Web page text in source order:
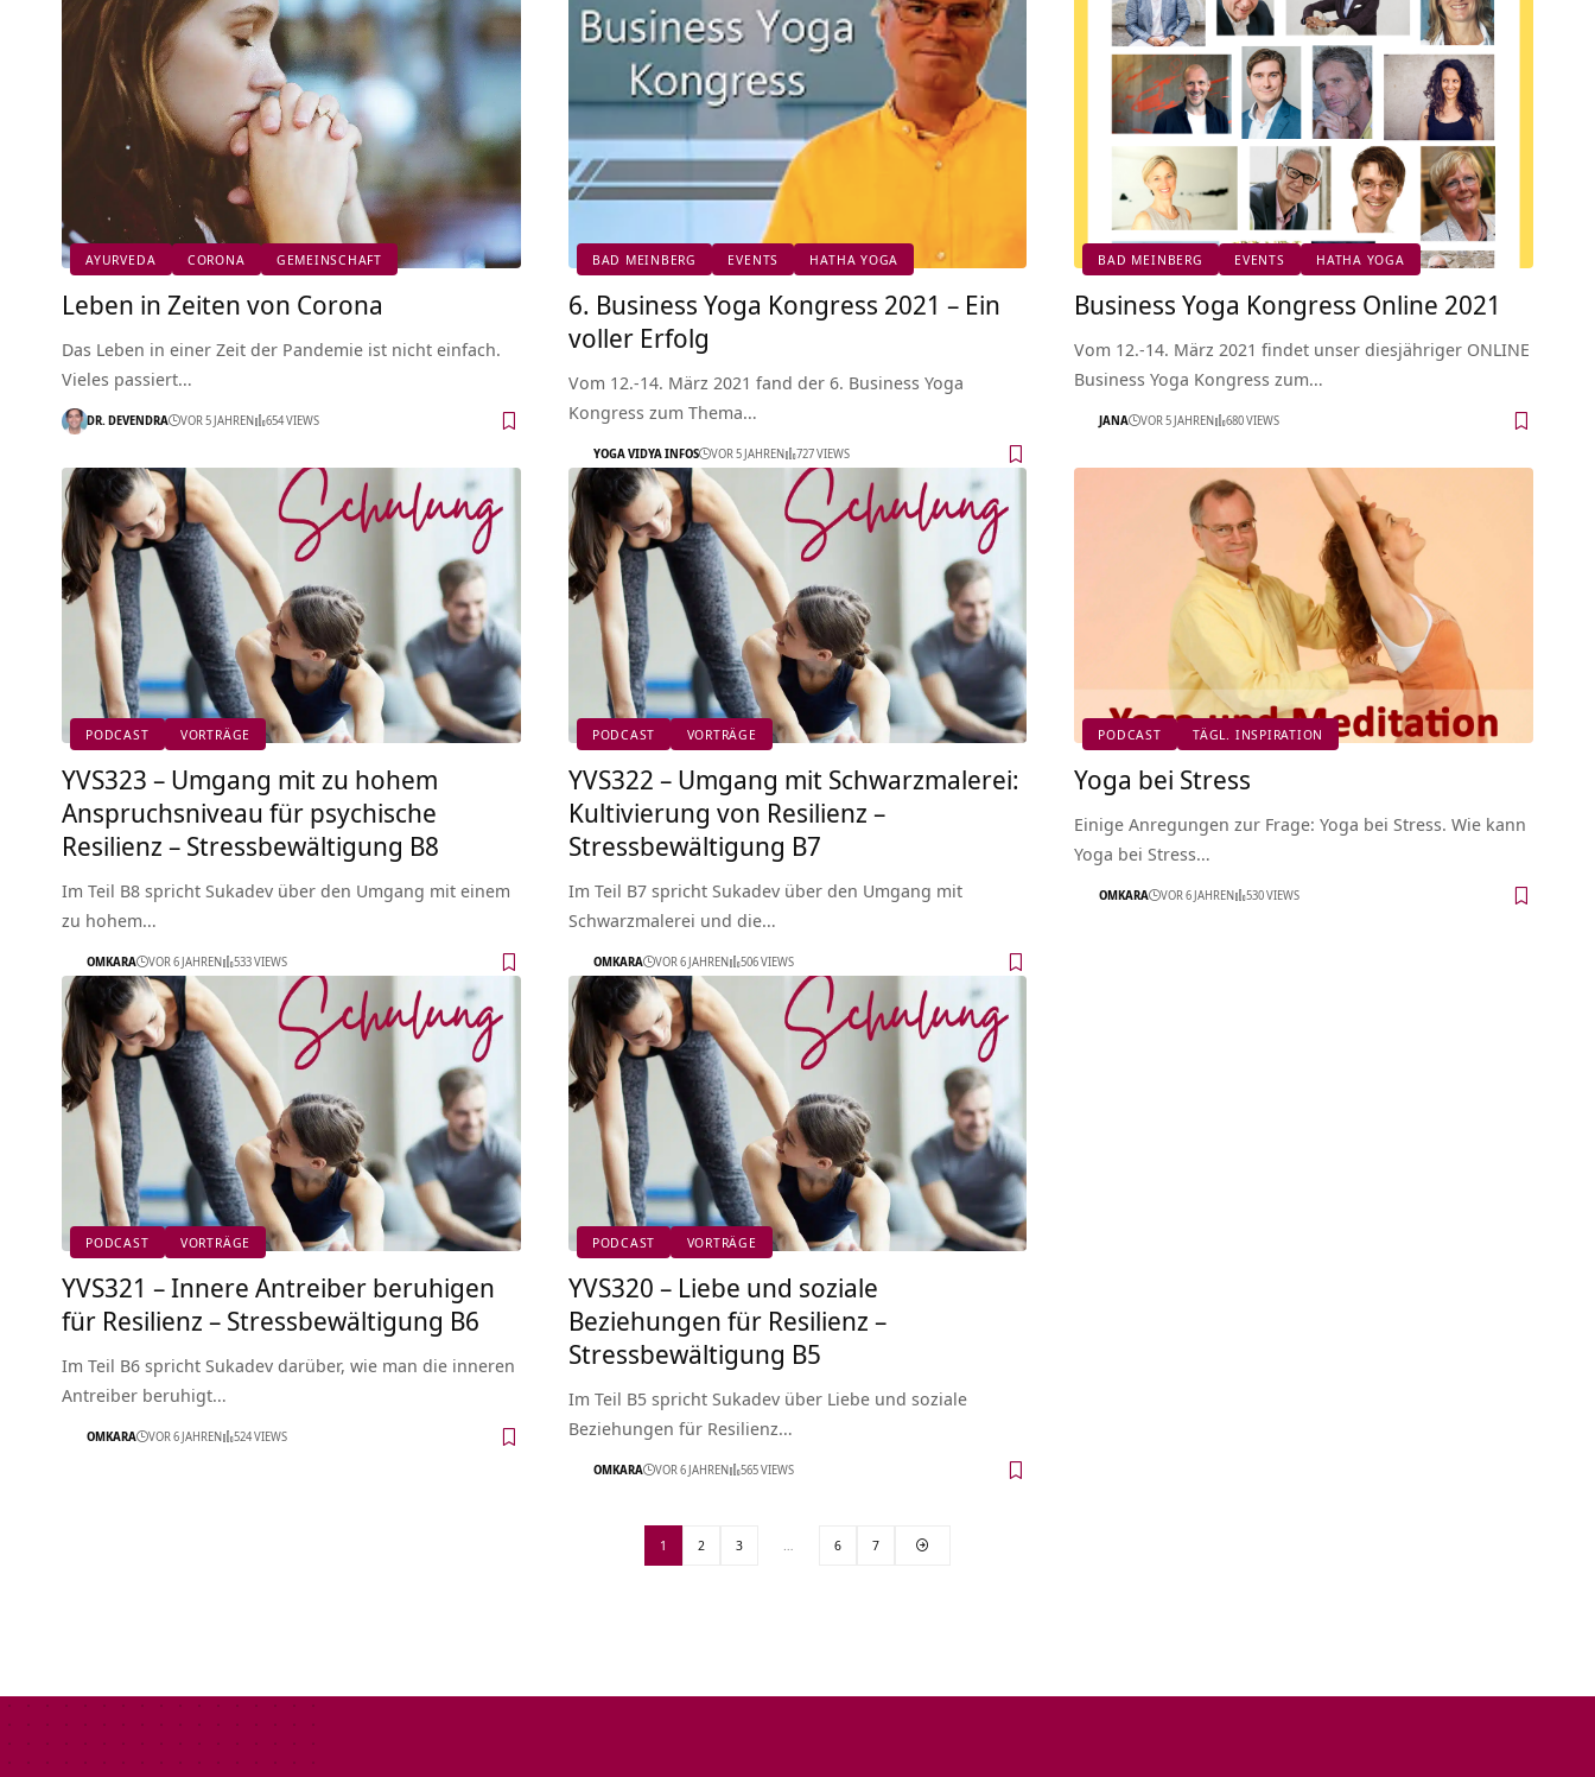
AYURVEDA CORONA GEMEINSCHAFT
Leben in Zeiten von Corona
Das Leben in einer Zeit der Pandemie ist nicht einfach.
Vieles passiert…
DR. DEVENDRA VOR 5 JAHREN 654 VIEWS
BAD MEINBERG EVENTS HATHA YOGA
6. Business Yoga Kongress 2021 – Ein
voller Erfolg
Vom 12.-14. März 2021 fand der 6. Business Yoga
Kongress zum Thema…
YOGA VIDYA INFOS VOR 5 JAHREN 727 VIEWS
BAD MEINBERG EVENTS HATHA YOGA
Business Yoga Kongress Online 2021
Vom 12.-14. März 2021 findet unser diesjähriger ONLINE
Business Yoga Kongress zum…
JANA VOR 5 JAHREN 680 VIEWS
PODCAST VORTRÄGE
YVS323 – Umgang mit zu hohem
Anspruchsniveau für psychische
Resilienz – Stressbewältigung B8
Im Teil B8 spricht Sukadev über den Umgang mit einem
zu hohem…
OMKARA VOR 6 JAHREN 533 VIEWS
PODCAST VORTRÄGE
YVS322 – Umgang mit Schwarzmalerei:
Kultivierung von Resilienz –
Stressbewältigung B7
Im Teil B7 spricht Sukadev über den Umgang mit
Schwarzmalerei und die…
OMKARA VOR 6 JAHREN 506 VIEWS
PODCAST TÄGL. INSPIRATION
Yoga bei Stress
Einige Anregungen zur Frage: Yoga bei Stress. Wie kann
Yoga bei Stress…
OMKARA VOR 6 JAHREN 530 VIEWS
PODCAST VORTRÄGE
YVS321 – Innere Antreiber beruhigen
für Resilienz – Stressbewältigung B6
Im Teil B6 spricht Sukadev darüber, wie man die inneren
Antreiber beruhigt…
OMKARA VOR 6 JAHREN 524 VIEWS
PODCAST VORTRÄGE
YVS320 – Liebe und soziale
Beziehungen für Resilienz –
Stressbewältigung B5
Im Teil B5 spricht Sukadev über Liebe und soziale
Beziehungen für Resilienz…
OMKARA VOR 6 JAHREN 565 VIEWS
1 2 3 6 7